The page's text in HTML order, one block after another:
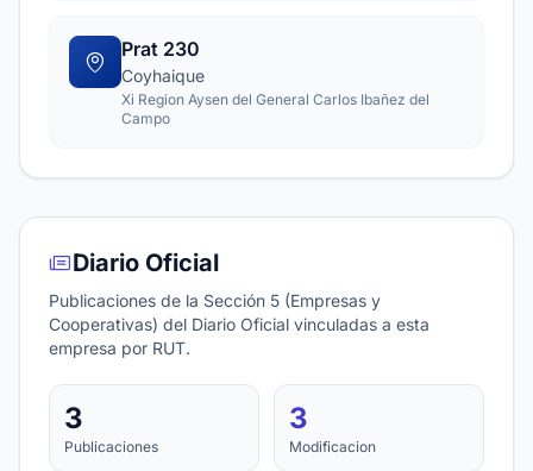
Prat 230
Coyhaique
Xi Region Aysen del General Carlos Ibañez del
Campo
Diario Oficial
Publicaciones de la Sección 5 (Empresas y
Cooperativas) del Diario Oficial vinculadas a esta
empresa por RUT.
3
Publicaciones
3
Modificacion